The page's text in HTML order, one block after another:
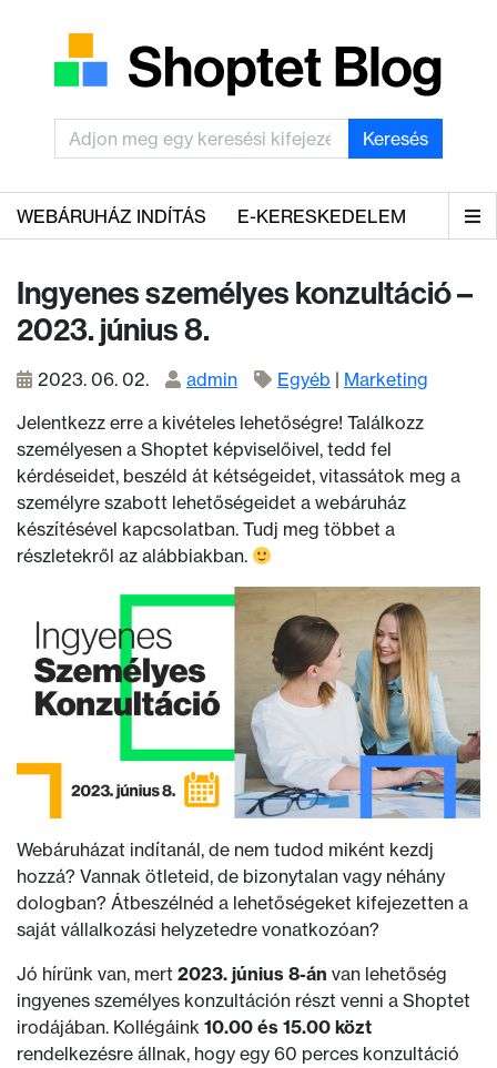
Keresés
WEBÁRUHÁZ INDÍTÁS E-KERESKEDELEM
Ingyenes személyes konzultáció –
2023. június 8.
2023. 06. 02. admin Egyéb | Marketing
Jelentkezz erre a kivételes lehetőségre! Találkozz
személyesen a Shoptet képviselőivel, tedd fel
kérdéseidet, beszéld át kétségeidet, vitassátok meg a
személyre szabott lehetőségeidet a webáruház
készítésével kapcsolatban. Tudj meg többet a
részletekről az alábbiakban.
Webáruházat indítanál, de nem tudod miként kezdj
hozzá? Vannak ötleteid, de bizonytalan vagy néhány
dologban? Átbeszélnéd a lehetőségeket kifejezetten a
saját vállalkozási helyzetedre vonatkozóan?
Jó hírünk van, mert 2023. június 8-án van lehetőség
ingyenes személyes konzultáción részt venni a Shoptet
irodájában. Kollégáink 10.00 és 15.00 közt
rendelkezésre állnak, hogy egy 60 perces konzultáció